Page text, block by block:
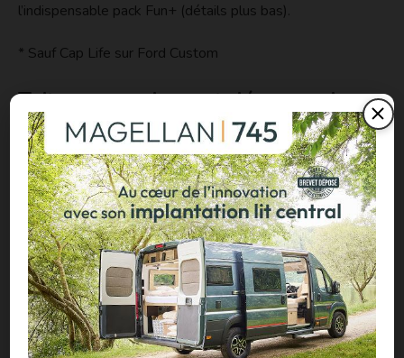
l’indispensable pack Fun+ (détails plus bas).
* Sauf Cap Life sur Ford Custom
Toit panoramique et découpe de
cabine pour le best-seller